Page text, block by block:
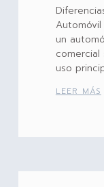
un
uso
LEER MÁS